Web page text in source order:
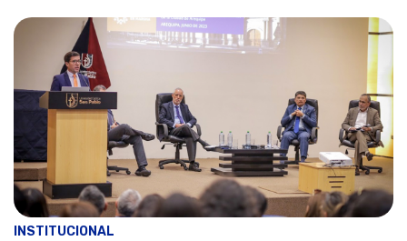
INSTITUCIONAL